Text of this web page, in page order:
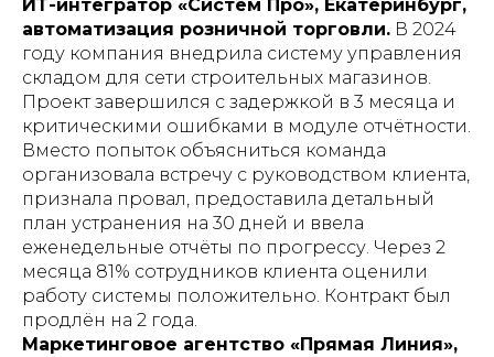
ИТ-интегратор «Систем Про», Екатеринбург,
автоматизация розничной торговли. В 2024
году компания внедрила систему управления
складом для сети строительных магазинов.
Проект завершился с задержкой в 3 месяца и
критическими ошибками в модуле отчётности.
Вместо попыток объясниться команда
организовала встречу с руководством клиента,
признала провал, предоставила детальный
план устранения на 30 дней и ввела
еженедельные отчёты по прогрессу. Через 2
месяца 81% сотрудников клиента оценили
работу системы положительно. Контракт был
продлён на 2 года.
Маркетинговое агентство «Прямая Линия»,